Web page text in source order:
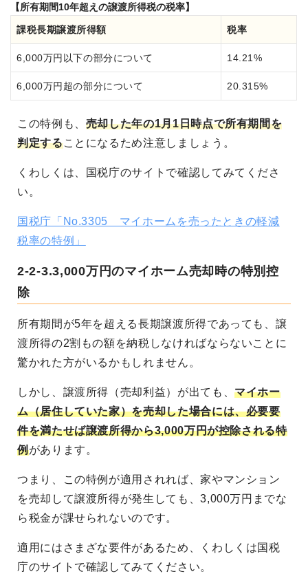
【所有期間10年超えの譲渡所得税の税率】
課税長期譲渡所得額 税率
6,000万円以下の部分について 14.21%
6,000万円超の部分について 20.315%
この特例も、 売却した年の1月1日時点で所有期間を
判定することになるため注意しましょう。
くわしくは、国税庁のサイトで確認してみてくださ
い。
国税庁「No.3305 マイホームを売ったときの軽減
税率の特例」
2-2-3.3,000万円のマイホーム売却時の特別控
除
所有期間が5年を超える長期譲渡所得であっても、譲
渡所得の2割もの額を納税しなければならないことに
驚かれた方がいるかもしれません。
しかし、譲渡所得（売却利益）が出ても、マイホー
ム（居住していた家）を売却した場合には、必要要
件を満たせば譲渡所得から3,000万円が控除される特
例があります。
つまり、この特例が適用されれば、家やマンション
を売却して譲渡所得が発生しても、3,000万円までな
ら税金が課せられないのです。
適用にはさまざな要件があるため、くわしくは国税
庁のサイトで確認してみてください。